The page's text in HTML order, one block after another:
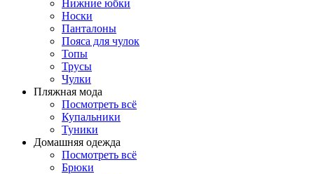
Нижние юбки
Носки
Панталоны
Поясa для чулок
Топы
Трусы
Чулки
Пляжная мода
Посмотреть всё
Купальники
Туники
Домашняя одежда
Посмотреть всё
Брюки